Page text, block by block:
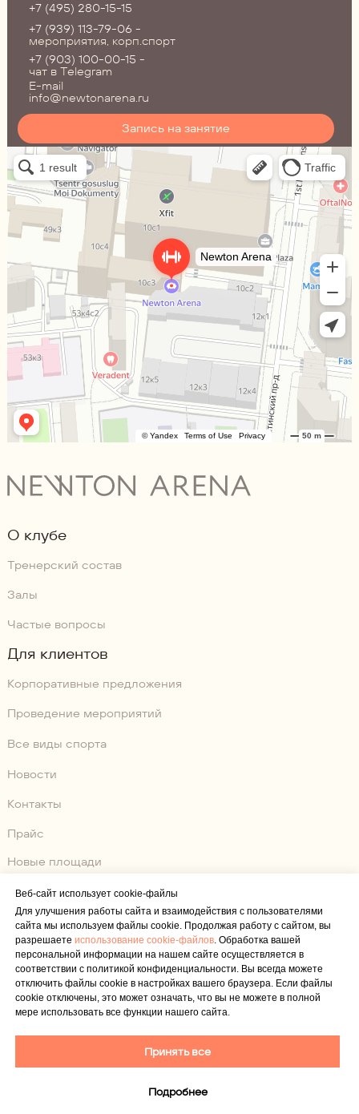
Веб-сайт использует cookie-файлы
Для улучшения работы сайта и взаимодействия с пользователями
сайта мы используем файлы cookie. Продолжая работу с сайтом, вы
разрешаете использование cookie-файлов. Обработка вашей
персональной информации на нашем сайте осуществляется в
соответствии с политикой конфиденциальности. Вы всегда можете
отключить файлы cookie в настройках вашего браузера. Если файлы
cookie отключены, это может означать, что вы не можете в полной
мере использовать все функции нашего сайта.
Принять все
Подробнее
+7 (495) 280-15-15
+7 (939) 113-79-06 -
мероприятия, корп.спорт
+7 (903) 100-00-15 -
чат в Telegram
Запись на занятие
Ньютон Арена
Спортивный клуб, секция в Москве
Сквош-клуб в Москве
E-mail
info@newtonarena.ru
Политика В Отношении Персональных Данных
Использование Cookie-Файлов
Договор Оферта
Правила Клуба
© 2025 NEWTON ARENA
ОБЩЕСТВО С ОГРАНИЧЕННОЙ
Адрес: 115230, Город Москва, Нагатинский 1-Й
Пр-Д, Д. 10 Стр. 1, Эт/пом/оф Цокольный/II/14
Info@newtonarena.ru , Телефон
О клубе
Тренерский состав
Залы
Частые вопросы
Для клиентов
Корпоративные предложения
Проведение мероприятий
Все виды спорта
Новости
Контакты
Прайс
Новые площади